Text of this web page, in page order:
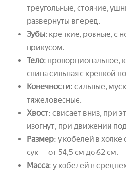
треугольные, стоячие,
развернуты вперед.
Зубы: крепкие, ровные, с
прикусом.
Тело: пропорциональное,
спина сильная с крепкой
Конечности: сильные,
тяжеловесные.
Хвост: свисает вниз, при
изогнут, при движении
Размер: у кобелей в холке
сук — от 54,5 см до 62 см.
Масса: у кобелей в